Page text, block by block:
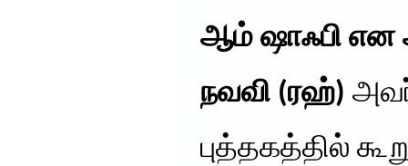
ஆம் ஷாஃபி என
நவவி (ரஹ்)
புத்தகத்தில்